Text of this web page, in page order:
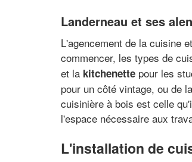
Landerneau et ses
L'agencement de la cuisine
commencer, les types de
et la kitchenette pour les
pour un côté vintage, ou de
cuisinière à bois est celle
l'espace nécessaire aux
L'installation de